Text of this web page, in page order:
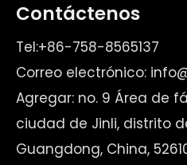
Contáctenos
Tel:+86-758-8565137
Correo electrónico:
Agregar: no. 9 Área de
ciudad de Jinli, distrito
Guangdong, China,